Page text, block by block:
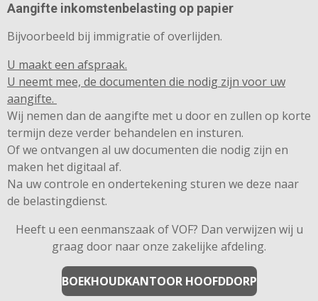
Aangifte inkomstenbelasting op papier
Bijvoorbeeld bij immigratie of overlijden.
U maakt een afspraak.
U neemt mee, de documenten die nodig zijn voor uw
aangifte.
Wij nemen dan de aangifte met u door en zullen op korte
termijn deze verder behandelen en insturen.
Of we ontvangen al uw documenten die nodig zijn en
maken het digitaal af.
Na uw controle en ondertekening sturen we deze naar
de belastingdienst.
Heeft u een eenmanszaak of VOF? Dan verwijzen wij u
graag door naar onze zakelijke afdeling.
BOEKHOUDKANTOOR HOOFDDORP